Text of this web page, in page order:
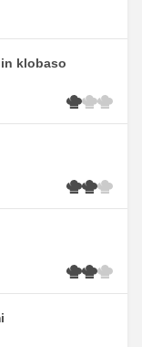
klobaso